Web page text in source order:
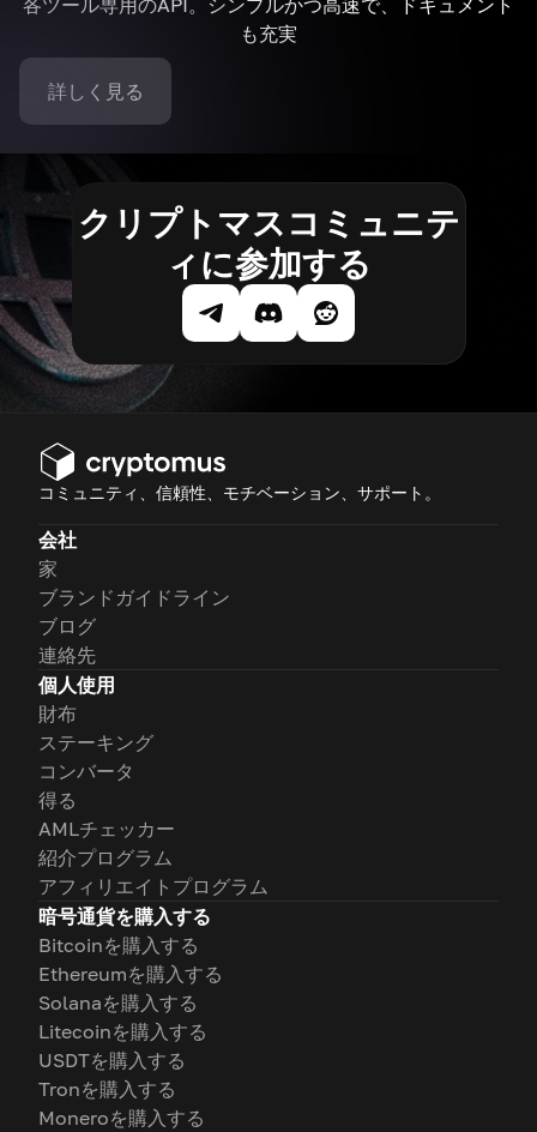
各ツール専用のAPI。シンプルかつ高速で、ドキュメント
も充実
詳しく見る
クリプトマスコミュニテ
ィに参加する
コミュニティ、信頼性、モチベーション、サポート。
会社
家
ブランドガイドライン
ブログ
連絡先
個人使用
財布
ステーキング
コンバータ
得る
AMLチェッカー
紹介プログラム
アフィリエイトプログラム
暗号通貨を購入する
Bitcoinを購入する
Ethereumを購入する
Solanaを購入する
Litecoinを購入する
USDTを購入する
Tronを購入する
Moneroを購入する